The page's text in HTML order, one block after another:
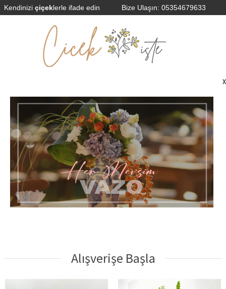
Kendinizi çiçeklerle ifade edin Bize Ulaşın: 05354679633
Alışverişe Başla